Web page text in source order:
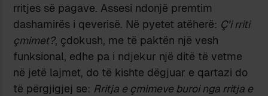
rritjes së pagave. Assesi ndonjë premtim
dashamirës i qeverisë. Në pyetet atëherë: Ç’i rriti
çmimet?, çdokush, me të paktën një vesh
funksional, edhe pa i ndjekur një ditë të vetme
në jetë lajmet, do të kishte dëgjuar e qartazi do
të përgjigjej se: Rritja e çmimeve buroi nga rritja e